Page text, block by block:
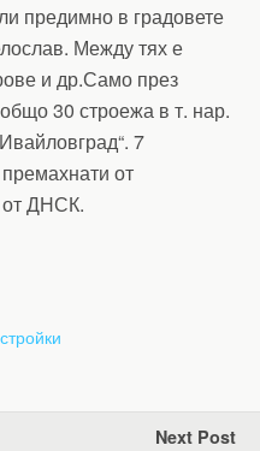
предимно в градовете
Между тях е
и др.Само през
30 строежа в т. нар.
7
от
от ДНСК.
Next Post